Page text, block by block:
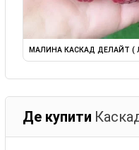
МАЛИНА КАСКАД ДЕЛАЙТ
Де купити